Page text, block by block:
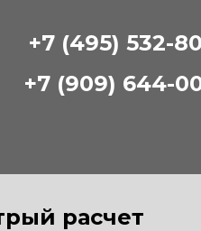
+7 (495) 532-
+7 (909) 644-
расчет